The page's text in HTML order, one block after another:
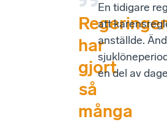
har
gjort
så
många
En tidigare
att
anställde.
en del av